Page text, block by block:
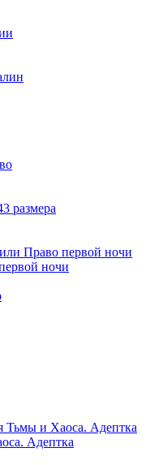
ночи
Адептка